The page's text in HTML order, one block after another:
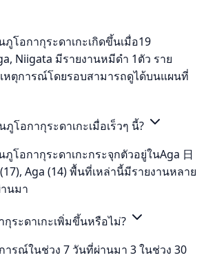
โอกากุระดาเกะเกิดขึ้นเมื่อ19
Niigata มีรายงานหมีดำ 1ตัว ราย
หตุการณ์โดยรอบสามารถดูได้บนแผนที่
โอกากุระดาเกะเมื่อเร็วๆ นี้?
โอกากุระดาเกะกระจุกตัวอยู่ในAga 日
Aga (14) พื้นที่เหล่านี้มีรายงานหลาย
นมา
ระดาเกะเพิ่มขึ้นหรือไม่?
ารณ์ในช่วง 7 วันที่ผ่านมา 3 ในช่วง 30